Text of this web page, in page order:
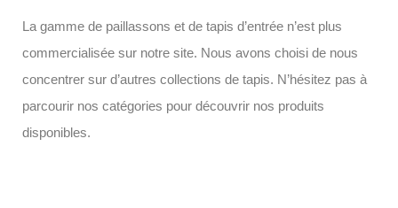
La gamme de paillassons et de tapis d’entrée n’est plus
commercialisée sur notre site. Nous avons choisi de nous
concentrer sur d’autres collections de tapis. N’hésitez pas à
parcourir nos catégories pour découvrir nos produits
disponibles.